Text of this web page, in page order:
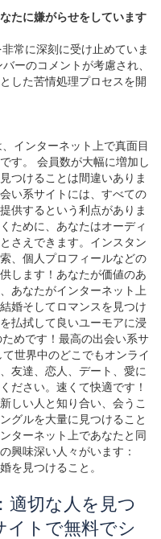
たに嫌がらせをしています
常に深刻に受け止めていま
ーのコメントが考慮され、
した苦情処理プロセスを開
インターネット上で真面目
す。 会員数が大幅に増加し
つけることは間違いありま
い系サイトには、すべての
供するという利点がありま
ために、あなたはオーディ
さえできます。インスタン
、個人プロフィールなどの
します！あなたが価値のあ
あなたがインターネット上
婚そしてロマンスを見つけ
払拭して良いユーモアに浸
めです！最高の出会い系サ
世界中のどこでもオンライ
友達、恋人、デート、愛に
ださい。速くて快適です！
しい人と知り合い、会うこ
グルを大量に見つけること
ターネット上であなたと同
興味深い人々がいます：
を見つけること。
適切な人を見つ
イトで無料でシ